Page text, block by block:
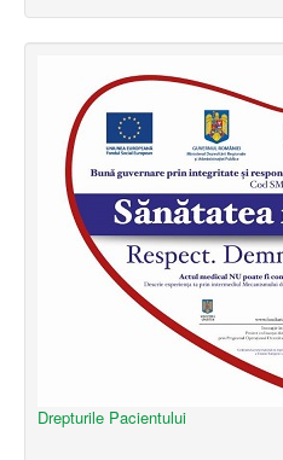
Drepturile Pacientului